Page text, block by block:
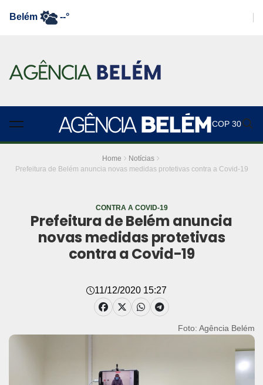
Belém --°
COP 30
Home
Notícias
Prefeitura de Belém anuncia novas medidas protetivas contra a Covid-19
CONTRA A COVID-19
Prefeitura de Belém anuncia
novas medidas protetivas
contra a Covid-19
11/12/2020 15:27
Foto: Agência Belém